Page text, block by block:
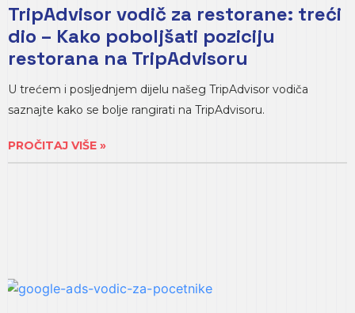
TripAdvisor vodič za restorane: treći
dio – Kako poboljšati poziciju
restorana na TripAdvisoru
U trećem i posljednjem dijelu našeg TripAdvisor vodiča
saznajte kako se bolje rangirati na TripAdvisoru.
PROČITAJ VIŠE »